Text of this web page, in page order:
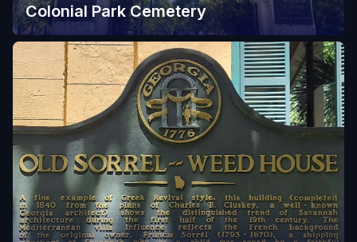
Colonial Park Cemetery